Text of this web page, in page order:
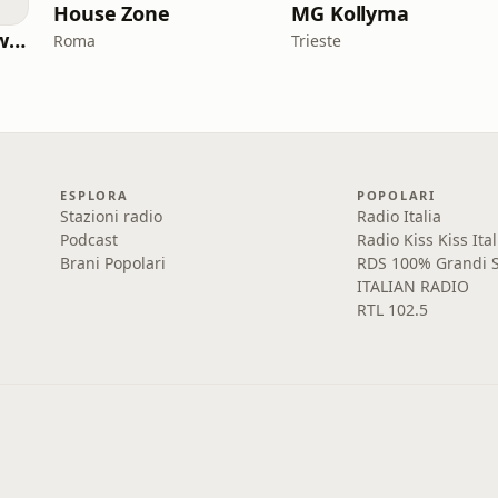
STUDIO LIVE TCR (webradio)
House Zone
Roma
MG Kollyma
Trieste
ESPLORA
Stazioni radio
Podcast
Brani Popolari
POPOLARI
Radio Italia
Radio Kiss Kiss
RDS 100% Grandi
ITALIAN RADIO
RTL 102.5